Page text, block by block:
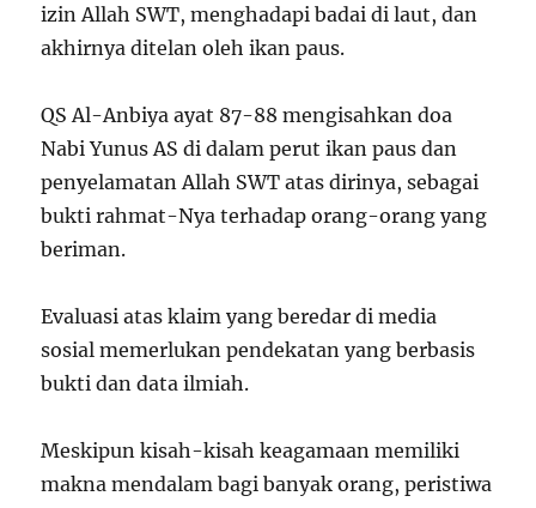
izin Allah SWT, menghadapi badai di laut, dan
akhirnya ditelan oleh ikan paus.
QS Al-Anbiya ayat 87-88 mengisahkan doa
Nabi Yunus AS di dalam perut ikan paus dan
penyelamatan Allah SWT atas dirinya, sebagai
bukti rahmat-Nya terhadap orang-orang yang
beriman.
Evaluasi atas klaim yang beredar di media
sosial memerlukan pendekatan yang berbasis
bukti dan data ilmiah.
Meskipun kisah-kisah keagamaan memiliki
makna mendalam bagi banyak orang, peristiwa